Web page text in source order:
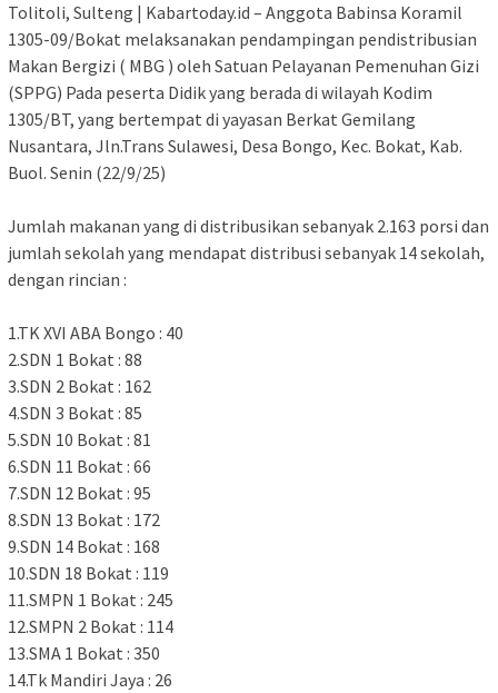
Tolitoli, Sulteng | Kabartoday.id – Anggota Babinsa Koramil
1305-09/Bokat melaksanakan pendampingan pendistribusian
Makan Bergizi ( MBG ) oleh Satuan Pelayanan Pemenuhan Gizi
(SPPG) Pada peserta Didik yang berada di wilayah Kodim
1305/BT, yang bertempat di yayasan Berkat Gemilang
Nusantara, Jln.Trans Sulawesi, Desa Bongo, Kec. Bokat, Kab.
Buol. Senin (22/9/25)
Jumlah makanan yang di distribusikan sebanyak 2.163 porsi dan
jumlah sekolah yang mendapat distribusi sebanyak 14 sekolah,
dengan rincian :
1.TK XVI ABA Bongo : 40
‎2.SDN 1 Bokat : 88
‎3.SDN 2 Bokat : 162
‎4.SDN 3 Bokat : 85
‎5.SDN 10 Bokat : 81
‎6.SDN 11 Bokat : 66
‎7.SDN 12 Bokat : 95
‎8.SDN 13 Bokat : 172
‎9.SDN 14 Bokat : 168
‎10.SDN 18 Bokat : 119
‎11.SMPN 1 Bokat : 245
‎12.SMPN 2 Bokat : 114
‎13.SMA 1 Bokat : 350
‎14.Tk Mandiri Jaya : 26